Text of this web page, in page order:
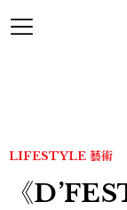
LIFESTYLE 藝術
《